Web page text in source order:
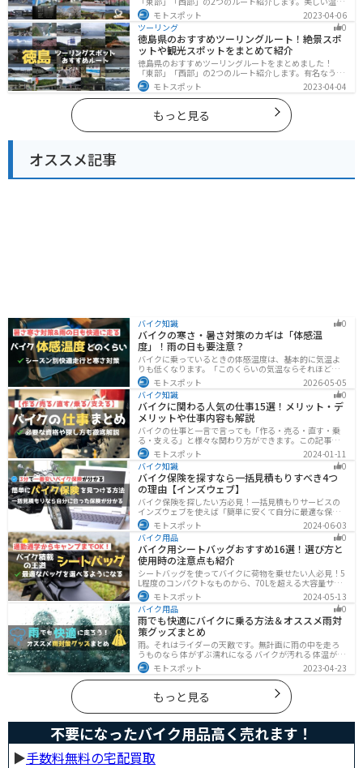
地や古墳群、歴史ある城や神社仏閣など、バイクツーリ
ングに適したスポットが多数存在し、様々な楽しみ方が
できます。バイクで佐賀県にツーリングに行く際は参考
にしてください。
モトスポット
2023-04-06
ツーリング
0
徳島県のおすすめツーリングルート！絶景スポ
ットや観光スポットをまとめて紹介
徳島県のおすすめツーリングルートをまとめました！
「東部」「西部」の2つのルート紹介します。有名なうず
しおや山を中心とした自然豊かなスポットが多数ありま
す。バイクで徳島県にツーリングに行く際は参考にして
ください。
モトスポット 2023-04-04
もっと見る
オススメ記事
バイク知識 0
バイクの寒さ・暑さ対策のカギは「体感温
度」！雨の日も要注意？
バイクに乗っているときの体感温度は、基本的に気温よ
りも低くなります。「このくらいの気温ならそれほど寒
くないだろう」そう考えて通常の装備でバイクに乗った
ら大変な目に遭った・・・そんな経験のあるライダーも
多いのではないでしょうか。今回はバイク走行中の体感
温度についてご紹介します。体感温度を考慮した快適走
行のポイントもまとめました。季節や天候を問わずバイ
クに乗る！そんなライダーの方はぜひ参考にしてみてく
ださい。[phtml blog-first-h2-module]バイク走行時の体
感温度は気温より低め？バイク走行時の体感温度は気温
と同じではありません。なぜ
モトスポット
2026-05-05
バイク知識
0
バイクに関わる人気の仕事15選！メリット・デ
メリットや仕事内容も解説
バイクの仕事と一言で言っても「作る・売る・直す・乗
る・支える」と様々な関わり方ができます。この記事で
は、バイクに関わる人気の仕事をジャンル別に紹介しま
す。必要な資格や探し方も解説しますので、自分のなり
たい姿をイメージして探してみてください。
モトスポット
2024-01-11
バイク知識
0
バイク保険を探すなら一括見積もりすべき4つ
の理由【インズウェブ】
バイク保険を探したい方必見！一括見積もりサービスの
インズウェブを使えば「簡単に安くて自分に最適な保険
を3分で見つける」ことができます。最大5社のバイク保
険を一気に比べることができるので、探す手間と時間が
省けます。
モトスポット
2024-06-03
バイク用品
0
バイク用シートバッグおすすめ16選！選び方と
使用時の注意点も紹介
シートバッグを使ってバイクに荷物を乗せたい人必見！5
L程度のコンパクトなものから、70Lを超える大容量サイ
ズまでシートバッグは種類が豊富です。用途に合わせて
選べば今よりもっと快適に荷物を運ぶことができます。
この記事でバッグの種類や選び方、オススメ商品を紹介
します。
モトスポット
2024-05-13
バイク用品
0
雨でも快適にバイクに乗る方法＆オススメ雨対
策グッズまとめ
雨。それはライダーの天敵です。無計画に雨の中を走ろ
うものなら 体がずぶ濡れになる バイクが汚れる 体温が奪
われて集中力が低下する 雨で視界が悪くなる 路面が濡れ
て滑りやすくなるなど、晴れの日にはないマイナス要素
が盛りだくさんでライダーに押し寄せてきます。そんな
雨の中を好んで走ろうなんて誰も考えていないはずです
が、どうしても避けられない場合もありますよね。この
記事では、レインウエアや防水バッグをはじめ、ライダ
ーや荷物を雨から守るための方法やグッズなどについて
紹介します。雨はライダーにとって非常に厄介なモノで
すが、バッチリと対策しておけば意外と快適に走れてし
まうものです
モトスポット 2023-04-23
もっと見る
不要になったバイク用品高く売れます！
▶︎手数料無料の宅配買取